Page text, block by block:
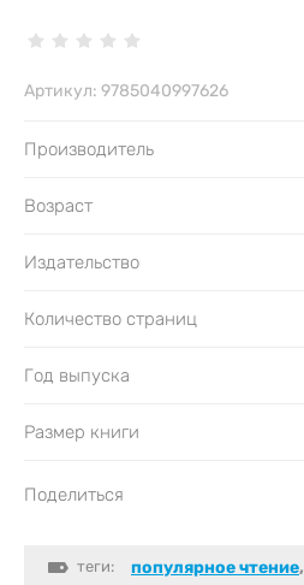
Артикул: 9785040997626
Производитель
Возраст
Издательство
Количество страниц
Год выпуска
Размер книги
Поделиться
теги: популярное чтение,